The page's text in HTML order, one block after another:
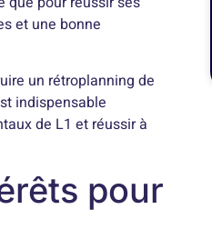
et une bonne
un rétroplanning de
indispensable
de L1 et réussir à
pour